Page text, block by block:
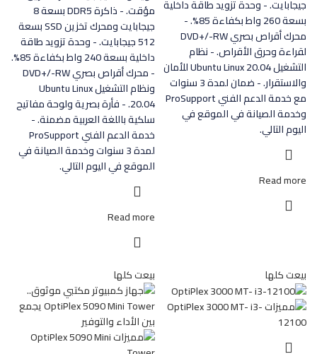
جيجابايت. - وحدة تزويد طاقة داخلية
بسعة 260 واط بكفاءة 85%. -
محرك أقراص بصري DVD+/-RW
لقراءة وحرق الأقراص. - نظام
التشغيل Ubuntu Linux 20.04 للأمان
والاستقرار. - ضمان لمدة 3 سنوات
مع خدمة الدعم الفني ProSupport
وخدمة الصيانة في الموقع في
اليوم التالي.
Read more
مؤقت. - ذاكرة DDR5 بسعة 8
جيجابايت ومحرك تخزين SSD بسعة
512 جيجابايت. - وحدة تزويد طاقة
داخلية بسعة 240 واط بكفاءة 85%.
- محرك أقراص بصري DVD+/-RW
ونظام التشغيل Ubuntu Linux
20.04. - فأرة بصرية ولوحة مفاتيح
سلكية باللغة العربية مضمنة. -
خدمة الدعم الفني ProSupport
لمدة 3 سنوات وخدمة الصيانة في
الموقع في اليوم التالي.
Read more
بيعت كلها بيعت كلها